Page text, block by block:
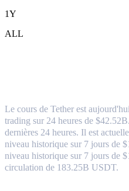
1Y
ALL
Le cours de Tether est
trading sur 24 heures de
dernières 24 heures. Il est
niveau historique sur 7 jours de
niveau historique sur 7 jours de
circulation de 183.25B USDT.